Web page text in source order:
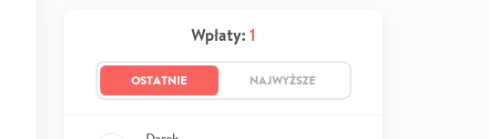
Wpłaty: 1
OSTATNIE NAJWYŻSZE